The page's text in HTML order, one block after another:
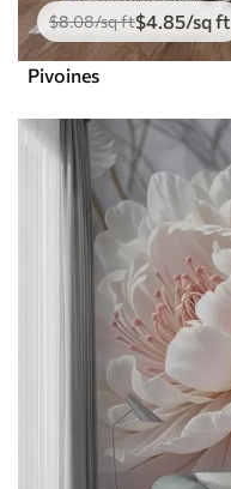
$8.08/sq ft$4.85/sq ft
Pivoines